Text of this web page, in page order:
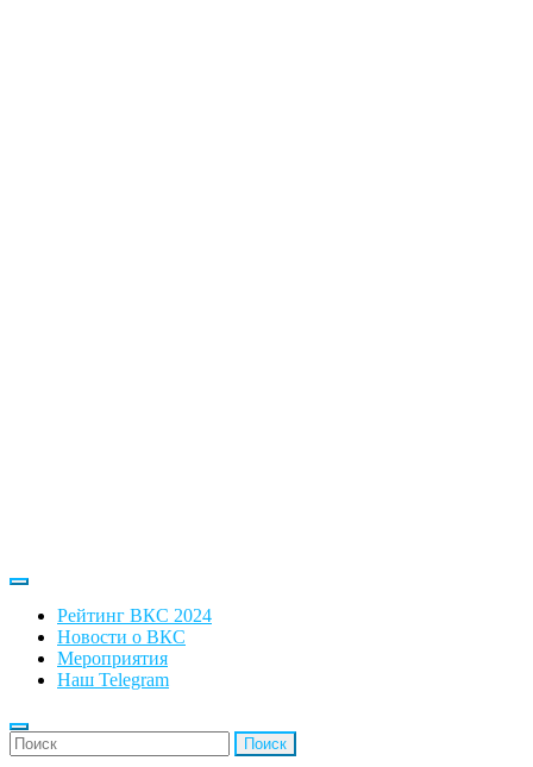
Рейтинг ВКС 2024
Новости о ВКС
Мероприятия
Наш Telegram
'Найти: